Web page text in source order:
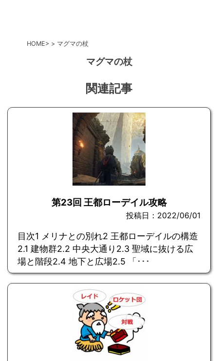
HOME マグマの杖
マグマの杖
関連記事
第23回 王都ローデイル攻略
投稿日：2022/06/01
目次1 メリナとの別れ2 王都ローデイルの構造
2.1 建物群2.2 中央大通り2.3 聖域に抜ける広
場と階段2.4 地下と広場2.5 「･･･